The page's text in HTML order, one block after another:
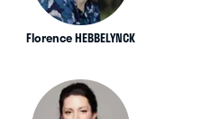
Florence HEBBELYNCK